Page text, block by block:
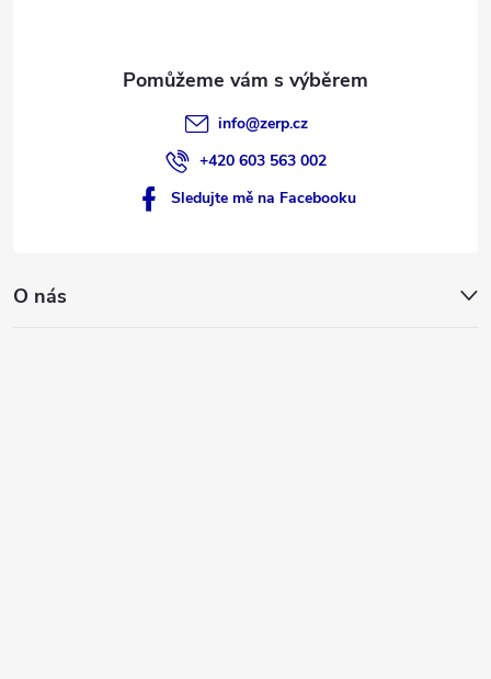
info@zerp.cz
+420 603 563 002
Sledujte mě na Facebooku
O nás